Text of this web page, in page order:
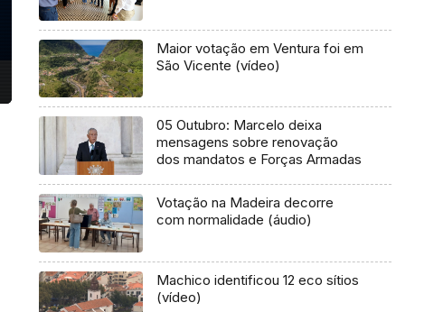
Maior votação em Ventura foi em
São Vicente (vídeo)
05 Outubro: Marcelo deixa
mensagens sobre renovação
dos mandatos e Forças Armadas
Votação na Madeira decorre
com normalidade (áudio)
Machico identificou 12 eco sítios
(vídeo)